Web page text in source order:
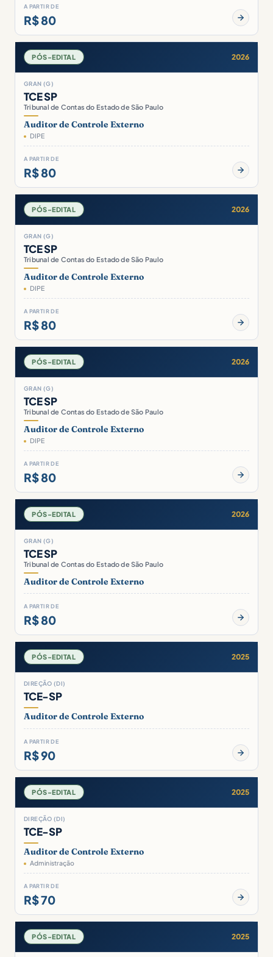
A PARTIR DE
R$ 80
PÓS-EDITAL 2026
GRAN (G)
TCE SP
Tribunal de Contas do Estado de São Paulo
Auditor de Controle Externo
DIPE
A PARTIR DE
R$ 80
PÓS-EDITAL 2026
GRAN (G)
TCE SP
Tribunal de Contas do Estado de São Paulo
Auditor de Controle Externo
DIPE
A PARTIR DE
R$ 80
PÓS-EDITAL 2026
GRAN (G)
TCE SP
Tribunal de Contas do Estado de São Paulo
Auditor de Controle Externo
DIPE
A PARTIR DE
R$ 80
PÓS-EDITAL 2026
GRAN (G)
TCE SP
Tribunal de Contas do Estado de São Paulo
Auditor de Controle Externo
A PARTIR DE
R$ 80
PÓS-EDITAL 2025
DIREÇÃO (DI)
TCE-SP
Auditor de Controle Externo
A PARTIR DE
R$ 90
PÓS-EDITAL 2025
DIREÇÃO (DI)
TCE-SP
Auditor de Controle Externo
Administração
A PARTIR DE
R$ 70
PÓS-EDITAL 2025